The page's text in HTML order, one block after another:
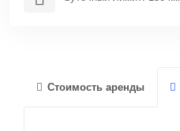
Межев
Стоимость аренды